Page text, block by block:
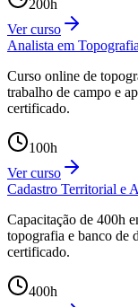
200h
Ver curso
Analista em Topografia
Curso online de
trabalho de campo e
certificado.
100h
Ver curso
Cadastro Territorial e
Capacitação de 400h
topografia e banco de
certificado.
400h